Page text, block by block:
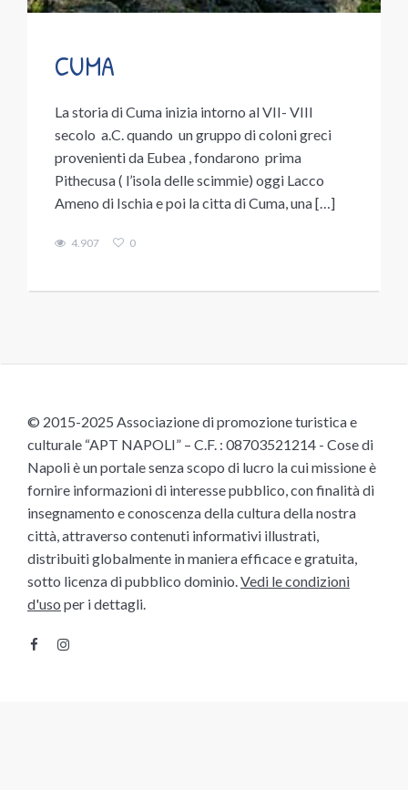
CUMA
La storia di Cuma inizia intorno al VII- VIII
secolo a.C. quando un gruppo di coloni greci
provenienti da Eubea , fondarono prima
Pithecusa ( l’isola delle scimmie) oggi Lacco
Ameno di Ischia e poi la citta di Cuma, una […]
4.907 0
© 2015-2025 Associazione di promozione turistica e
culturale “APT NAPOLI” – C.F. : 08703521214 - Cose di
Napoli è un portale senza scopo di lucro la cui missione è
fornire informazioni di interesse pubblico, con finalità di
insegnamento e conoscenza della cultura della nostra
città, attraverso contenuti informativi illustrati,
distribuiti globalmente in maniera efficace e gratuita,
sotto licenza di pubblico dominio. Vedi le condizioni
d'uso per i dettagli.